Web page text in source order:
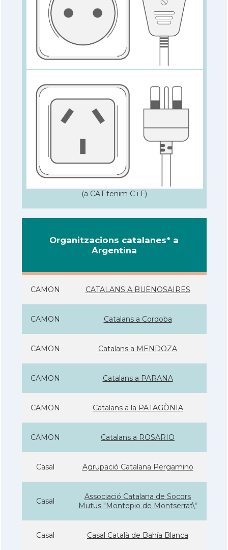
(a CAT tenim C i F)
Organitzacions catalanes* a
Argentina
CAMON CATALANS A BUENOSAIRES
CAMON Catalans a Cordoba
CAMON Catalans a MENDOZA
CAMON Catalans a PARANA
CAMON Catalans a la PATAGÒNIA
CAMON Catalans a ROSARIO
Casal Agrupació Catalana Pergamino
Casal
Associació Catalana de Socors
Mutus "Montepio de Montserrat\"
Casal Casal Català de Bahía Blanca